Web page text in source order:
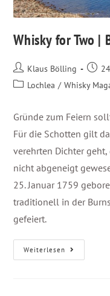
Whisky for Two |
Klaus Bölling
Lochlea / Whisky
Gründe zum Feiern
Für die Schotten gilt
verehrten Dichter geht,
nicht abgeneigt
25. Januar 1759
traditionell in der
gefeiert.
Weiterlesen